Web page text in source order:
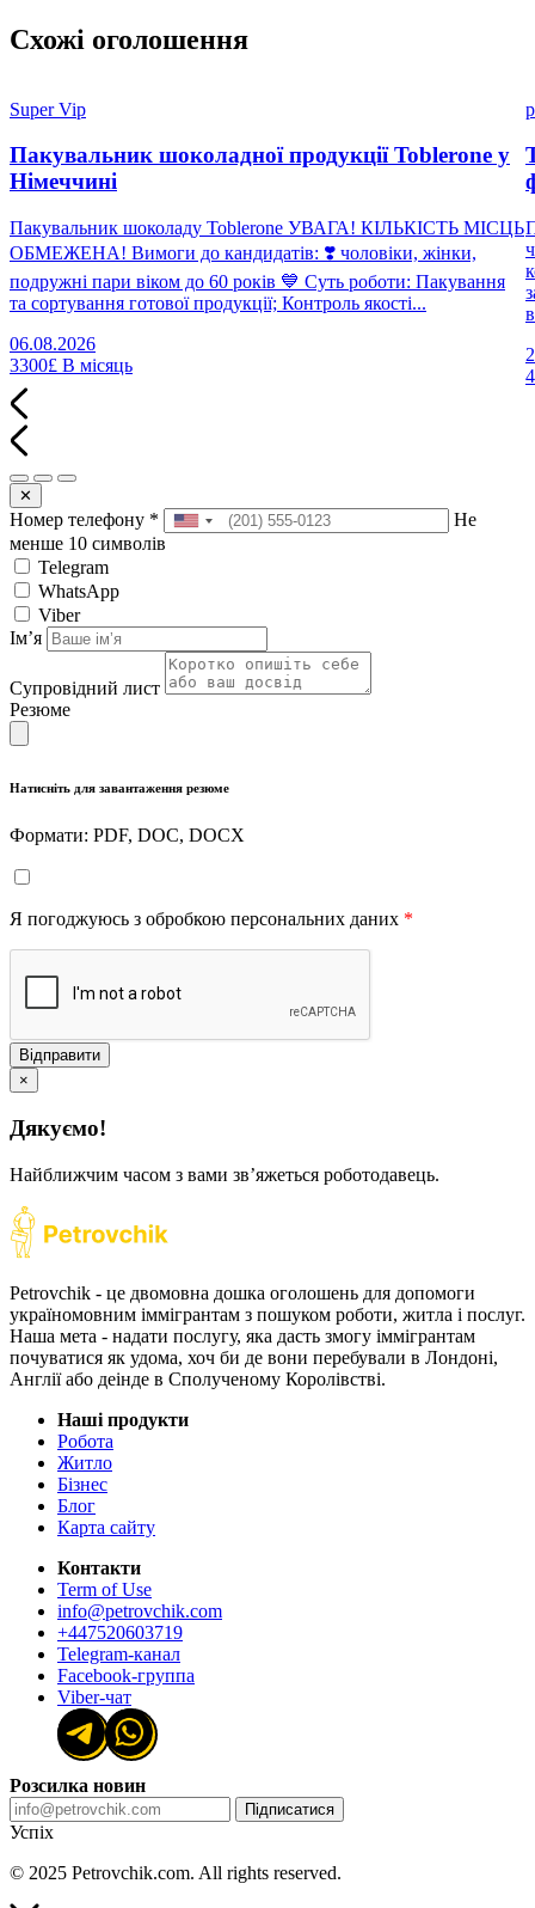
Схожі оголошення
Super Vip
Пакувальник шоколадної продукції Toblerone у
Німеччині
Пакувальник шоколаду Toblerone УВАГА! КІЛЬКІСТЬ МІСЦЬ
ОБМЕЖЕНА! Вимоги до кандидатів: ❣️ чоловіки, жінки,
подружні пари віком до 60 років 💙 Суть роботи: Пакування
та сортування готової продукції; Контроль якості...
06.08.2026
3300£ В місяць
✕
Номер телефону *
Не
менше 10 символів
Telegram
WhatsApp
Viber
Імʼя
Супровідний лист
Резюме
Натисніть для завантаження резюме
Формати: PDF, DOC, DOCX
Я погоджуюсь з обробкою персональних даних *
Відправити
×
Дякуємо!
Найближчим часом з вами звʼяжеться роботодавець.
Petrovchik - це двомовна дошка оголошень для допомоги
україномовним іммігрантам з пошуком роботи, житла і послуг.
Наша мета - надати послугу, яка дасть змогу іммігрантам
почуватися як удома, хоч би де вони перебували в Лондоні,
Англії або деінде в Сполученому Королівстві.
Наші продукти
Робота
Житло
Бізнес
Блог
Карта сайту
Контакти
Term of Use
info@petrovchik.com
+447520603719
Telegram-канал
Facebook-группа
Viber-чат
Розсилка новин
Підписатися
Успіх
© 2025 Petrovchik.com. All rights reserved.